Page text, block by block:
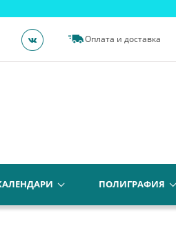
Оплата и доставка
ПОЛИГРАФИЯ